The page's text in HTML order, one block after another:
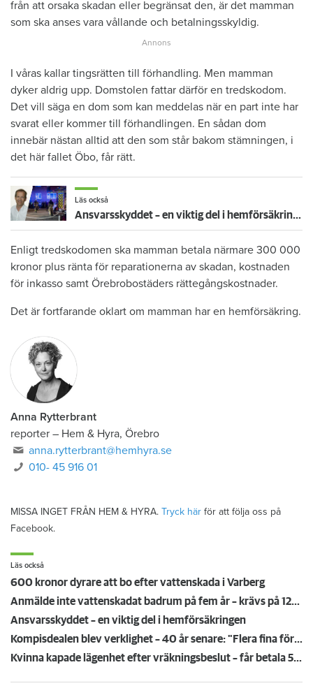
från att orsaka skadan eller begränsat den, är det mamman
som ska anses vara vållande och betalningsskyldig.
I våras kallar tingsrätten till förhandling. Men mamman
dyker aldrig upp. Domstolen fattar därför en tredskodom.
Det vill säga en dom som kan meddelas när en part inte har
svarat eller kommer till förhandlingen. En sådan dom
innebär nästan alltid att den som står bakom stämningen, i
det här fallet Öbo, får rätt.
Läs också
Ansvarsskyddet – en viktig del i hemförsäkringen
Enligt tredskodomen ska mamman betala närmare 300 000
kronor plus ränta för reparationerna av skadan, kostnaden
för inkasso samt Örebrobostäders rättegångskostnader.
Det är fortfarande oklart om mamman har en hemförsäkring.
Anna Rytterbrant
reporter – Hem & Hyra, Örebro
anna.rytterbrant@hemhyra.se
010- 45 916 01
MISSA INGET FRÅN HEM & HYRA. Tryck här för att följa oss på
Facebook.
Läs också
600 kronor dyrare att bo efter vattenskada i Varberg
Anmälde inte vattenskadat badrum på fem år – krävs på 125 000 kronor
Ansvarsskyddet – en viktig del i hemförsäkringen
Kompisdealen blev verklighet – 40 år senare: "Flera fina fördelar med att dela bostad"
Kvinna kapade lägenhet efter vräkningsbeslut – får betala 50 000